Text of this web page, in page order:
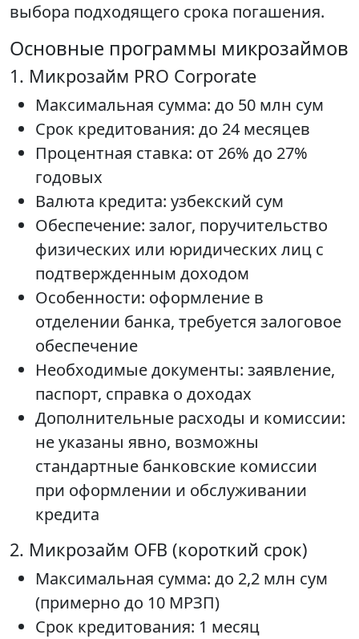
выбора подходящего срока погашения.
Основные программы микрозаймов
1. Микрозайм PRO Corporate
Максимальная сумма: до 50 млн сум
Срок кредитования: до 24 месяцев
Процентная ставка: от 26% до 27%
годовых
Валюта кредита: узбекский сум
Обеспечение: залог, поручительство
физических или юридических лиц с
подтвержденным доходом
Особенности: оформление в
отделении банка, требуется залоговое
обеспечение
Необходимые документы: заявление,
паспорт, справка о доходах
Дополнительные расходы и комиссии:
не указаны явно, возможны
стандартные банковские комиссии
при оформлении и обслуживании
кредита
2. Микрозайм OFB (короткий срок)
Максимальная сумма: до 2,2 млн сум
(примерно до 10 МРЗП)
Срок кредитования: 1 месяц